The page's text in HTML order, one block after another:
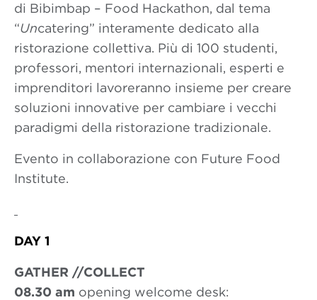
di Bibimbap – Food Hackathon, dal tema
“Uncatering” interamente dedicato alla
ristorazione collettiva. Più di 100 studenti,
professori, mentori internazionali, esperti e
imprenditori lavoreranno insieme per creare
soluzioni innovative per cambiare i vecchi
paradigmi della ristorazione tradizionale.
Evento in collaborazione con Future Food
Institute.
DAY 1
GATHER //COLLECT
08.30 am opening welcome desk: